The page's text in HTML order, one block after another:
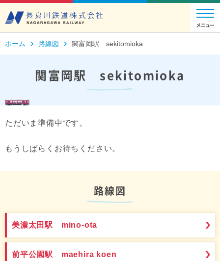
ホーム 路線図 関富岡駅 sekitomioka
関富岡駅 sekitomioka
ただいま準備中です。
もうしばらくお待ちください。
路線図
美濃太田駅 mino-ota
前平公園駅 maehira koen